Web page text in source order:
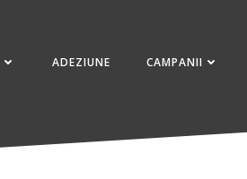
ADEZIUNE CAMPANII